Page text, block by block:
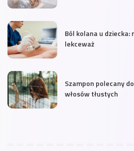
Ból kolana u dziecka:
lekceważ
Szampon polecany
włosów tłustych